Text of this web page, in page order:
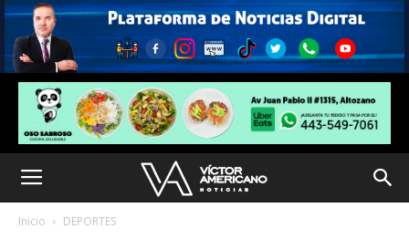
Inicio DEPORTES